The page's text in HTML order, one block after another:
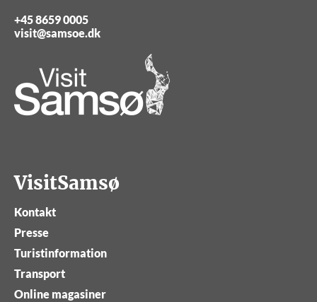
+45 8659 0005
visit@samsoe.dk
VisitSamsø
Kontakt
Presse
Turistinformation
Transport
Online magasiner